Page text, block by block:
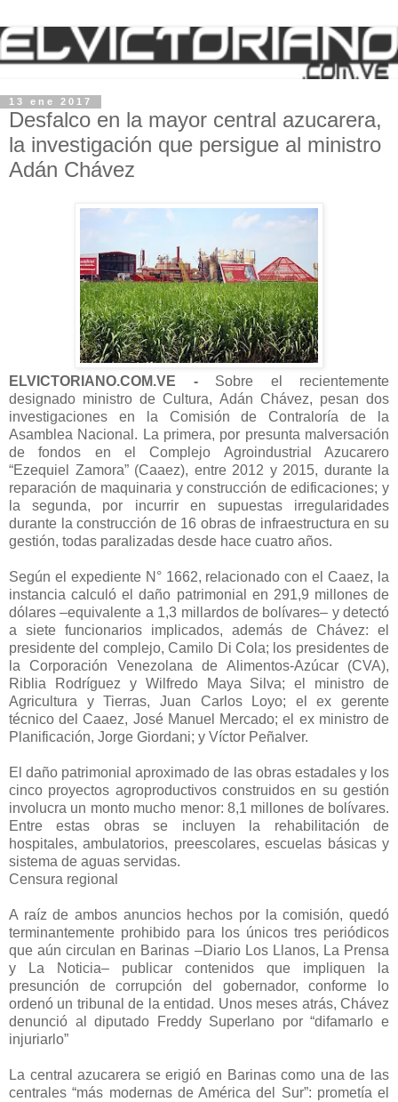
13 ene 2017
Desfalco en la mayor central azucarera,
la investigación que persigue al ministro
Adán Chávez
ELVICTORIANO.COM.VE - Sobre el recientemente
designado ministro de Cultura, Adán Chávez, pesan dos
investigaciones en la Comisión de Contraloría de la
Asamblea Nacional. La primera, por presunta malversación
de fondos en el Complejo Agroindustrial Azucarero
“Ezequiel Zamora” (Caaez), entre 2012 y 2015, durante la
reparación de maquinaria y construcción de edificaciones; y
la segunda, por incurrir en supuestas irregularidades
durante la construcción de 16 obras de infraestructura en su
gestión, todas paralizadas desde hace cuatro años.
Según el expediente N° 1662, relacionado con el Caaez, la
instancia calculó el daño patrimonial en 291,9 millones de
dólares –equivalente a 1,3 millardos de bolívares– y detectó
a siete funcionarios implicados, además de Chávez: el
presidente del complejo, Camilo Di Cola; los presidentes de
la Corporación Venezolana de Alimentos-Azúcar (CVA),
Riblia Rodríguez y Wilfredo Maya Silva; el ministro de
Agricultura y Tierras, Juan Carlos Loyo; el ex gerente
técnico del Caaez, José Manuel Mercado; el ex ministro de
Planificación, Jorge Giordani; y Víctor Peñalver.
El daño patrimonial aproximado de las obras estadales y los
cinco proyectos agroproductivos construidos en su gestión
involucra un monto mucho menor: 8,1 millones de bolívares.
Entre estas obras se incluyen la rehabilitación de
hospitales, ambulatorios, preescolares, escuelas básicas y
sistema de aguas servidas.
Censura regional
A raíz de ambos anuncios hechos por la comisión, quedó
terminantemente prohibido para los únicos tres periódicos
que aún circulan en Barinas –Diario Los Llanos, La Prensa
y La Noticia– publicar contenidos que impliquen la
presunción de corrupción del gobernador, conforme lo
ordenó un tribunal de la entidad. Unos meses atrás, Chávez
denunció al diputado Freddy Superlano por “difamarlo e
injuriarlo”
La central azucarera se erigió en Barinas como una de las
centrales “más modernas de América del Sur”: prometía el